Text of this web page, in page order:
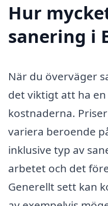
Hur
sanering i
När du överväger
det viktigt att ha
kostnaderna.
variera beroende
inklusive typ av
arbetet och det
Generellt sett kan